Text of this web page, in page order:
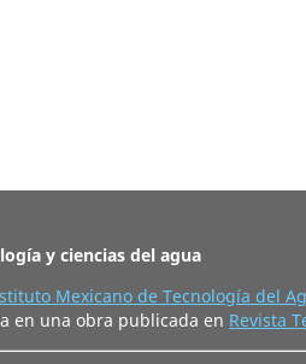
y ciencias del agua
Mexicano de Tecnología del
en una obra publicada en Revista